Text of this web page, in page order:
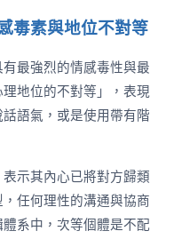
毒素與地位不對等
最強烈的情感毒性與最
地位的不對等」，表現
語氣，或是使用帶有階
示其內心已將對方歸類
任何理性的溝通與協商
系中，次等個體是不配